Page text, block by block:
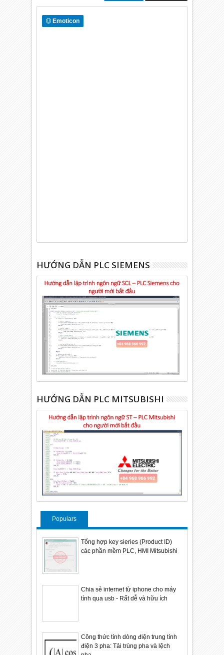
Emoticon
HƯỚNG DẪN PLC SIEMENS
HƯỚNG DẪN PLC MITSUBISHI
Populars
Tổng hợp key sieries (Product ID)
các phần mềm PLC, HMI Mitsubishi
Chia sẻ internet từ iphone cho máy
tính qua usb - Rất dễ và hữu ích
Công thức tính dòng điện trung tính
điện 3 pha: Tải trùng pha và lệch